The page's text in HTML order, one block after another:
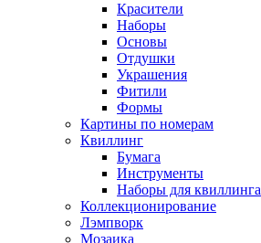
Красители
Наборы
Основы
Отдушки
Украшения
Фитили
Формы
Картины по номерам
Квиллинг
Бумага
Инструменты
Наборы для квиллинга
Коллекционирование
Лэмпворк
Мозаика